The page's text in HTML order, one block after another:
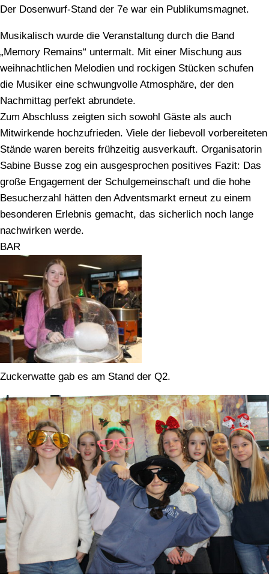
Der Dosenwurf-Stand der 7e war ein Publikumsmagnet.
Musikalisch wurde die Veranstaltung durch die Band
„Memory Remains“ untermalt. Mit einer Mischung aus
weihnachtlichen Melodien und rockigen Stücken schufen
die Musiker eine schwungvolle Atmosphäre, der den
Nachmittag perfekt abrundete.
Zum Abschluss zeigten sich sowohl Gäste als auch
Mitwirkende hochzufrieden. Viele der liebevoll vorbereiteten
Stände waren bereits frühzeitig ausverkauft. Organisatorin
Sabine Busse zog ein ausgesprochen positives Fazit: Das
große Engagement der Schulgemeinschaft und die hohe
Besucherzahl hätten den Adventsmarkt erneut zu einem
besonderen Erlebnis gemacht, das sicherlich noch lange
nachwirken werde.
BAR
Zuckerwatte gab es am Stand der Q2.